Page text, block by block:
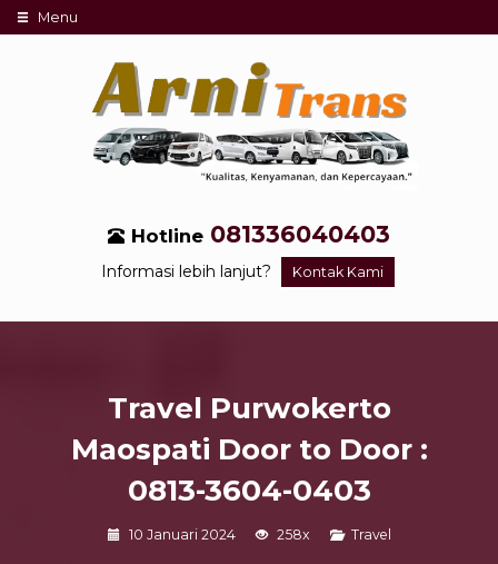
Menu
Hotline 081336040403
Informasi lebih lanjut? Kontak Kami
Travel Purwokerto
Maospati Door to Door :
0813-3604-0403
10 Januari 2024 258x Travel